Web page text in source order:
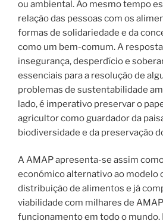
ou ambiental. Ao mesmo tempo
relação das pessoas com os
formas de solidariedade e da
como um bem-comum. A
insegurança, desperdício e
essenciais para a resolução de
problemas de sustentabilidade
lado, é imperativo preservar o
agricultor como guardador da
biodiversidade e da preservação
A AMAP apresenta-se assim
económico alternativo ao modelo
distribuição de alimentos e já
viabilidade com milhares de
funcionamento em todo o mundo.